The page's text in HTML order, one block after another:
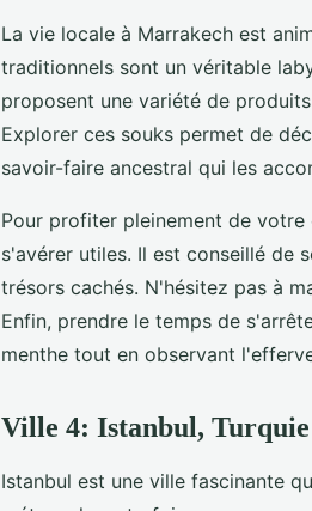
La vie locale à Marrakech est
traditionnels sont un véritable
proposent une variété de
Explorer ces souks permet de
savoir-faire ancestral qui les
Pour profiter pleinement de votre
s'avérer utiles. Il est conseillé de
trésors cachés. N'hésitez pas à
Enfin, prendre le temps de
menthe tout en observant
Ville 4: Istanbul, Turquie
Istanbul est une ville fascinante